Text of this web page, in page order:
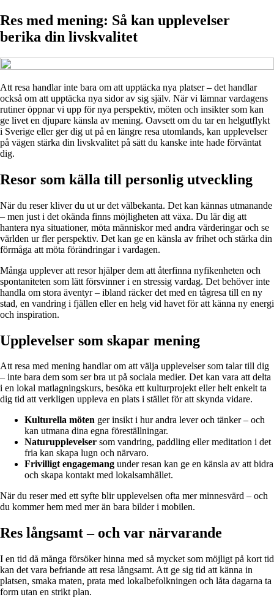
Res med mening: Så kan upplevelser
berika din livskvalitet
Att resa handlar inte bara om att upptäcka nya platser – det handlar
också om att upptäcka nya sidor av sig själv. När vi lämnar vardagens
rutiner öppnar vi upp för nya perspektiv, möten och insikter som kan
ge livet en djupare känsla av mening. Oavsett om du tar en helgutflykt
i Sverige eller ger dig ut på en längre resa utomlands, kan upplevelser
på vägen stärka din livskvalitet på sätt du kanske inte hade förväntat
dig.
Resor som källa till personlig utveckling
När du reser kliver du ut ur det välbekanta. Det kan kännas utmanande
– men just i det okända finns möjligheten att växa. Du lär dig att
hantera nya situationer, möta människor med andra värderingar och se
världen ur fler perspektiv. Det kan ge en känsla av frihet och stärka din
förmåga att möta förändringar i vardagen.
Många upplever att resor hjälper dem att återfinna nyfikenheten och
spontaniteten som lätt försvinner i en stressig vardag. Det behöver inte
handla om stora äventyr – ibland räcker det med en tågresa till en ny
stad, en vandring i fjällen eller en helg vid havet för att känna ny energi
och inspiration.
Upplevelser som skapar mening
Att resa med mening handlar om att välja upplevelser som talar till dig
– inte bara dem som ser bra ut på sociala medier. Det kan vara att delta
i en lokal matlagningskurs, besöka ett kulturprojekt eller helt enkelt ta
dig tid att verkligen uppleva en plats i stället för att skynda vidare.
Kulturella möten ger insikt i hur andra lever och tänker – och
kan utmana dina egna föreställningar.
Naturupplevelser som vandring, paddling eller meditation i det
fria kan skapa lugn och närvaro.
Frivilligt engagemang under resan kan ge en känsla av att bidra
och skapa kontakt med lokalsamhället.
När du reser med ett syfte blir upplevelsen ofta mer minnesvärd – och
du kommer hem med mer än bara bilder i mobilen.
Res långsamt – och var närvarande
I en tid då många försöker hinna med så mycket som möjligt på kort tid
kan det vara befriande att resa långsamt. Att ge sig tid att känna in
platsen, smaka maten, prata med lokalbefolkningen och låta dagarna ta
form utan en strikt plan.